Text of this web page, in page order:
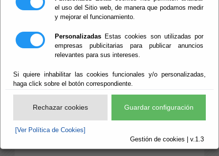
el uso del Sitio web, de manera que podamos medir
y mejorar el funcionamiento.
Personalizadas Estas cookies son utilizadas por
empresas publicitarias para publicar anuncios
relevantes para sus intereses.
Si quiere inhabilitar las cookies funcionales y/o personalizadas,
haga click sobre el botón correspondiente.
Rechazar cookies Guardar configuración
[Ver Política de Cookies]
Gestión de cookies | v.1.3
Iniciativas
Europeas
La Unión Europea
, a través de las distintas
Instituciones Europeas está haciendo un
construcción europea. La constante evolución de
sus competencias ha provocado que las políticas
desarrolladas afecten cada vez más a los
ciudadanos, por lo tanto, al mundo local.